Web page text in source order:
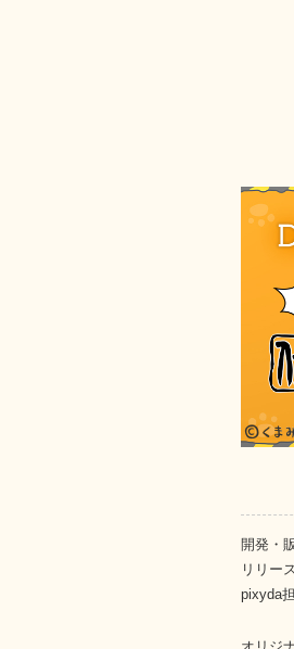
開発・
リリー
pixyda